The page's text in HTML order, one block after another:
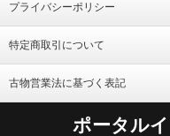
プライバシーポリシー
特定商取引について
古物営業法に基づく表記
ポータル